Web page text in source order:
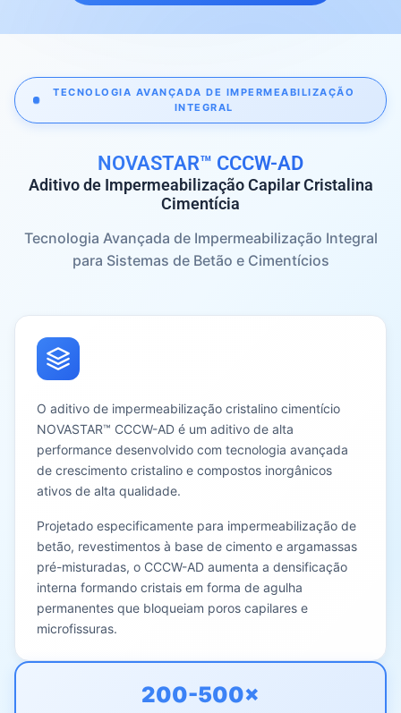
TECNOLOGIA AVANÇADA DE IMPERMEABILIZAÇÃO
INTEGRAL
NOVASTAR™ CCCW-AD
Aditivo de Impermeabilização Capilar Cristalina
Cimentícia
Tecnologia Avançada de Impermeabilização Integral
para Sistemas de Betão e Cimentícios
O aditivo de impermeabilização cristalino cimentício
NOVASTAR™ CCCW-AD é um aditivo de alta
performance desenvolvido com tecnologia avançada
de crescimento cristalino e compostos inorgânicos
ativos de alta qualidade.
Projetado especificamente para impermeabilização de
betão, revestimentos à base de cimento e argamassas
pré-misturadas, o CCCW-AD aumenta a densificação
interna formando cristais em forma de agulha
permanentes que bloqueiam poros capilares e
microfissuras.
200-500×